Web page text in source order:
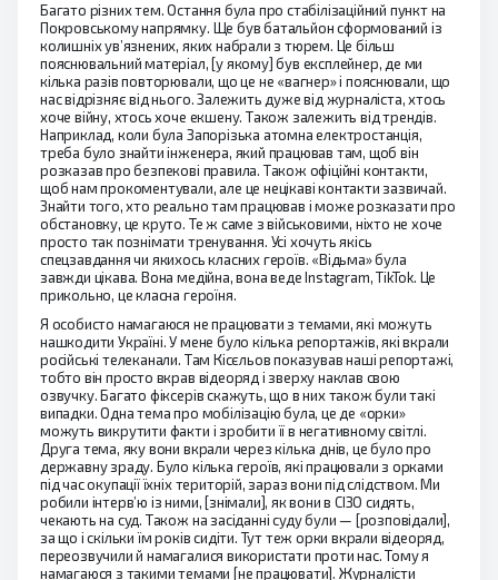
Багато різних тем. Остання була про стабілізаційний пункт на
Покровському напрямку. Ще був батальйон сформований із
колишніх ув’язнених, яких набрали з тюрем. Це більш
пояснювальний матеріал, [у якому] був експлейнер, де ми
кілька разів повторювали, що це не «вагнер» і пояснювали, що
нас відрізняє від нього. Залежить дуже від журналіста, хтось
хоче війну, хтось хоче екшену. Також залежить від трендів.
Наприклад, коли була Запорізька атомна електростанція,
треба було знайти інженера, який працював там, щоб він
розказав про безпекові правила. Також офіційні контакти,
щоб нам прокоментували, але це нецікаві контакти зазвичай.
Знайти того, хто реально там працював і може розказати про
обстановку, це круто. Те ж саме з військовими, ніхто не хоче
просто так познімати тренування. Усі хочуть якісь
спецзавдання чи якихось класних героїв. «Відьма» була
завжди цікава. Вона медійна, вона веде Instagram, TikTok. Це
прикольно, це класна героїня.
Я особисто намагаюся не працювати з темами, які можуть
нашкодити Україні. У мене було кілька репортажів, які вкрали
російські телеканали. Там Кісєльов показував наші репортажі,
тобто він просто вкрав відеоряд і зверху наклав свою
озвучку. Багато фіксерів скажуть, що в них також були такі
випадки. Одна тема про мобілізацію була, це де «орки»
можуть викрутити факти і зробити її в негативному світлі.
Друга тема, яку вони вкрали через кілька днів, це було про
державну зраду. Було кілька героїв, які працювали з орками
під час окупації їхніх територій, зараз вони під слідством. Ми
робили інтерв’ю із ними, [знімали], як вони в СІЗО сидять,
чекають на суд. Також на засіданні суду були — [розповідали],
за що і скільки їм років сидіти. Тут теж орки вкрали відеоряд,
переозвучили й намагалися використати проти нас. Тому я
намагаюся з такими темами [не працювати]. Журналісти